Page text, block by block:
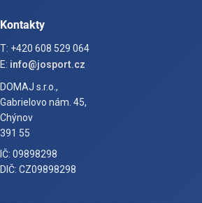
Kontakty
T: +420 608 529 064
E: info@josport.cz
DOMAJ s.r.o.,
Gabrielovo nám. 45,
Chýnov
391 55
IČ: 09898298
DIČ: CZ09898298